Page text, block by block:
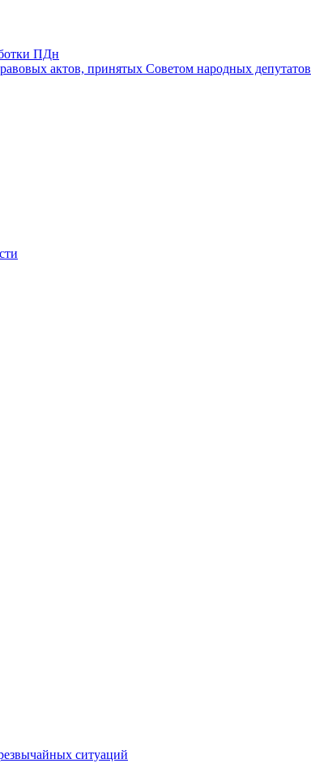
ПДн
актов, принятых Советом народных депутатов
ситуаций